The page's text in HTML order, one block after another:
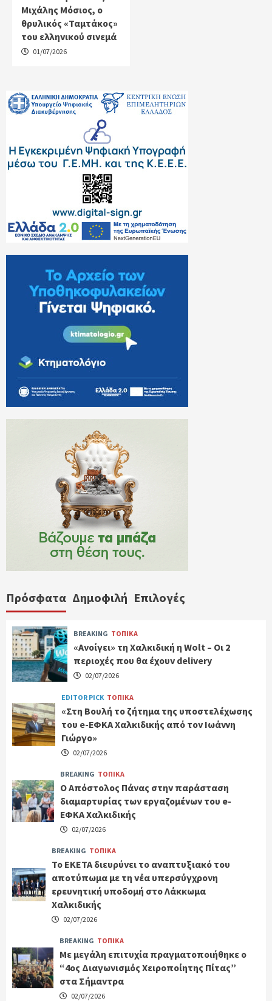
Μιχάλης Μόσιος, ο
θρυλικός «Ταμτάκος»
του ελληνικού σινεμά
01/07/2026
Πρόσφατα Δημοφιλή Επιλογές
BREAKING ΤΟΠΙΚΑ
«Ανοίγει» τη Χαλκιδική η Wolt – Οι 2
περιοχές που θα έχουν delivery
02/07/2026
EDITOR PICK ΤΟΠΙΚΑ
«Στη Βουλή το ζήτημα της υποστελέχωσης
του e-ΕΦΚΑ Χαλκιδικής από τον Ιωάννη
Γιώργο»
02/07/2026
BREAKING ΤΟΠΙΚΑ
Ο Απόστολος Πάνας στην παράσταση
διαμαρτυρίας των εργαζομένων του e-
ΕΦΚΑ Χαλκιδικής
02/07/2026
BREAKING ΤΟΠΙΚΑ
Το ΕΚΕΤΑ διευρύνει το αναπτυξιακό του
αποτύπωμα με τη νέα υπερσύγχρονη
ερευνητική υποδομή στο Λάκκωμα
Χαλκιδικής
02/07/2026
BREAKING ΤΟΠΙΚΑ
Με μεγάλη επιτυχία πραγματοποιήθηκε ο
“4ος Διαγωνισμός Χειροποίητης Πίτας”
στα Σήμαντρα
02/07/2026